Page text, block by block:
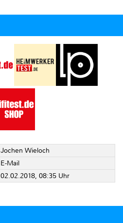
Jochen Wieloch
E-Mail
02.02.2018, 08:35 Uhr